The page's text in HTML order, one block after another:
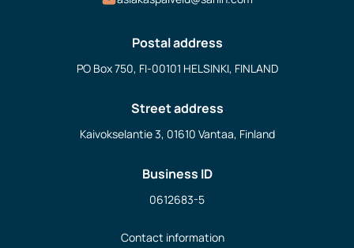
Postal address
PO Box 750, FI-00101 HELSINKI, FINLAND
Street address
Kaivokselantie 3, 01610 Vantaa, Finland
Business ID
0612683-5
Contact information